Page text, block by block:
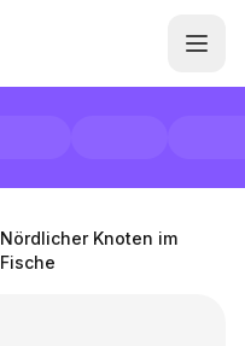
Nördlicher Knoten im
Fische